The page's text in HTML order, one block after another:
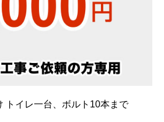
トイレ一台、ボルト10本まで